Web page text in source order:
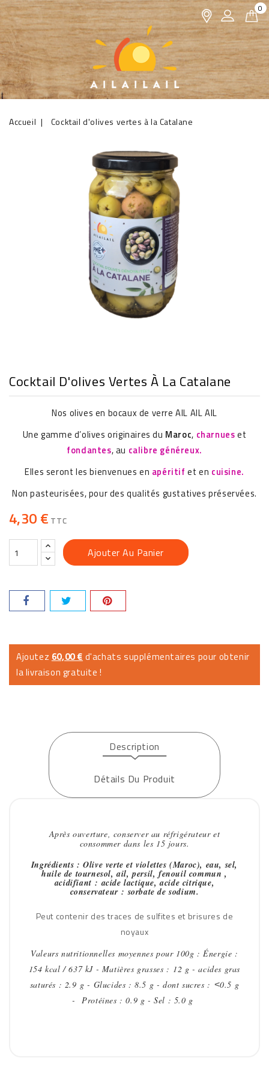
0
Accueil Cocktail d'olives vertes à la Catalane
Cocktail D'olives Vertes À La Catalane
Nos olives en bocaux de verre AIL AIL AIL
Une gamme d’olives originaires du Maroc, charnueset
fondantes, au calibre généreux.
Elles seront les bienvenues en apéritifet en cuisine.
Non pasteurisées, pour des qualités gustatives préservées.
4,30 € TTC
Ajouter Au Panier
Ajoutez 60,00 € d'achats supplémentaires pour obtenir
la livraison gratuite !
Description
Détails Du Produit
Après ouverture, conserver au réfrigérateur et
consommer dans les 15 jours.
Ingrédients : Olive verte et violettes (Maroc), eau, sel,
huile de tournesol, ail, persil, fenouil commun ,
acidifiant : acide lactique, acide citrique,
conservateur : sorbate de sodium.
Peut contenir des traces de sulfites et brisures de
noyaux
Valeurs nutritionnelles moyennes pour 100g : Énergie :
154 kcal / 637 kJ - Matières grasses : 12 g - acides gras
saturés : 2.9 g - Glucides : 8.5 g - dont sucres : <0.5 g
- Protéines : 0.9 g - Sel : 5.0 g